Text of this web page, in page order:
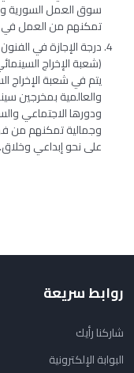
سوق العمل السورية
تمكنهم من العمل في
درجة الإجازة في
(شعبة الإخراج
يتم في شعبة الإخراج
والعالمية بمخرجين
ودورها الاجتماعي
وجمالية تمكنهم من
على نحو إبداعي وخلاق.
روابط سريعة
شاركنا رأيك
البوابة الإلكترونية